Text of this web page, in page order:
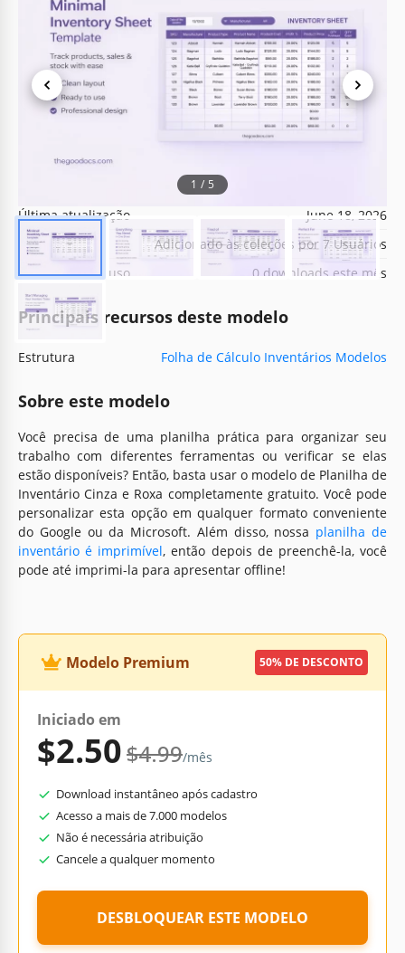
1 / 5
Especificações do modelo
Formato
Última atualização
June 18, 2026
Comunidade
Adicionado às coleções por 7 Usuários
Estatísticas de uso
0 downloads este mês
Principais recursos deste modelo
Estrutura Folha de Cálculo Inventários Modelos
Sobre este modelo
Você precisa de uma planilha prática para organizar seu
trabalho com diferentes ferramentas ou verificar se elas
estão disponíveis? Então, basta usar o modelo de Planilha de
Inventário Cinza e Roxa completamente gratuito. Você pode
personalizar esta opção em qualquer formato conveniente
do Google ou da Microsoft. Além disso, nossa planilha de
inventário é imprimível, então depois de preenchê-la, você
pode até imprimi-la para apresentar offline!
Modelo Premium 50% DE DESCONTO
Iniciado em
$2.50$4.99/mês
Download instantâneo após cadastro
Acesso a mais de 7.000 modelos
Não é necessária atribuição
Cancele a qualquer momento
DESBLOQUEAR ESTE MODELO